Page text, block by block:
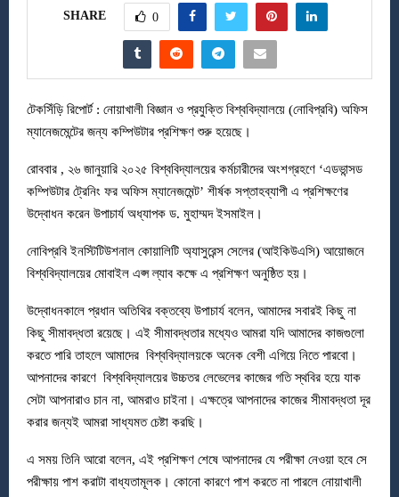
SHARE 0
টেকসিঁড়ি রিপোর্ট : নোয়াখালী বিজ্ঞান ও প্রযুক্তি বিশ্ববিদ্যালয়ে (নোবিপ্রবি) অফিস
ম্যানেজমেন্টের জন্য কম্পিউটার প্রশিক্ষণ শুরু হয়েছে।
রোববার , ২৬ জানুয়ারি ২০২৫ বিশ্ববিদ্যালয়ের কর্মচারীদের অংশগ্রহণে ‘এডভান্সড
কম্পিউটার ট্রেনিং ফর অফিস ম্যানেজমেন্ট’ শীর্ষক সপ্তাহব্যাপী এ প্রশিক্ষণের
উদ্বোধন করেন উপাচার্য অধ্যাপক ড. মুহাম্মদ ইসমাইল।
নোবিপ্রবি ইনস্টিটিউশনাল কোয়ালিটি অ্যাসুরেন্স সেলের (আইকিউএসি) আয়োজনে
বিশ্ববিদ্যালয়ের মোবাইল এপ্স ল্যাব কক্ষে এ প্রশিক্ষণ অনুষ্ঠিত হয়।
উদ্বোধনকালে প্রধান অতিথির বক্তব্যে উপাচার্য বলেন, আমাদের সবারই কিছু না
কিছু সীমাবদ্ধতা রয়েছে। এই সীমাবদ্ধতার মধ্যেও আমরা যদি আমাদের কাজগুলো
করতে পারি তাহলে আমাদের বিশ্ববিদ্যালয়কে অনেক বেশী এগিয়ে নিতে পারবো।
আপনাদের কারণে বিশ্ববিদ্যালয়ের উচ্চতর লেভেলের কাজের গতি স্থবির হয়ে যাক
সেটা আপনারাও চান না, আমরাও চাইনা। এক্ষত্রে আপনাদের কাজের সীমাবদ্ধতা দূর
করার জন্যই আমরা সাধ্যমত চেষ্টা করছি।
এ সময় তিনি আরো বলেন, এই প্রশিক্ষণ শেষে আপনাদের যে পরীক্ষা নেওয়া হবে সে
পরীক্ষায় পাশ করাটা বাধ্যতামূলক। কোনো কারণে পাশ করতে না পারলে নোয়াখালী